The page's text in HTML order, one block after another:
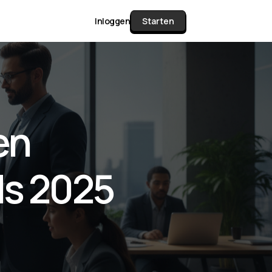
Matrix
alle pakketten en mogelijkheden
documenten verzamelen en facturen
tot controleren, boeken, bank
& klant dashboard.
Inloggen Starten
2025